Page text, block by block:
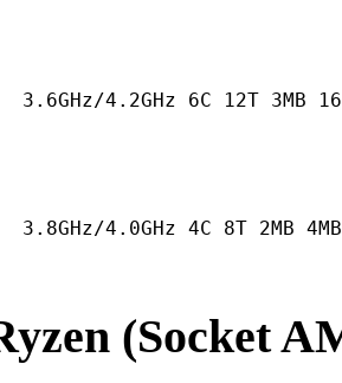
3.6GHz/4.2GHz 6C 12T 3MB
3.8GHz/4.0GHz 4C 8T 2MB
(Socket